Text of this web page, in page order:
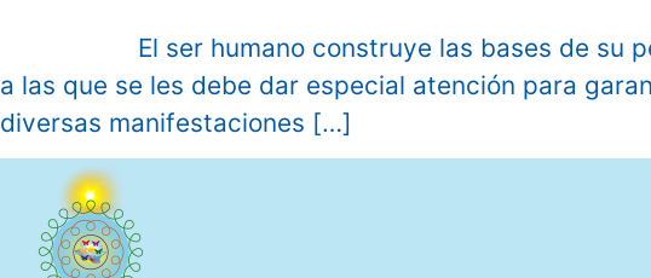
El ser humano construye las bases de su
a las que se les debe dar especial atención para
diversas manifestaciones […]